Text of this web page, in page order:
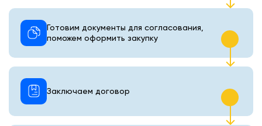
Готовим документы для согласования,
поможем оформить закупку
Заключаем договор